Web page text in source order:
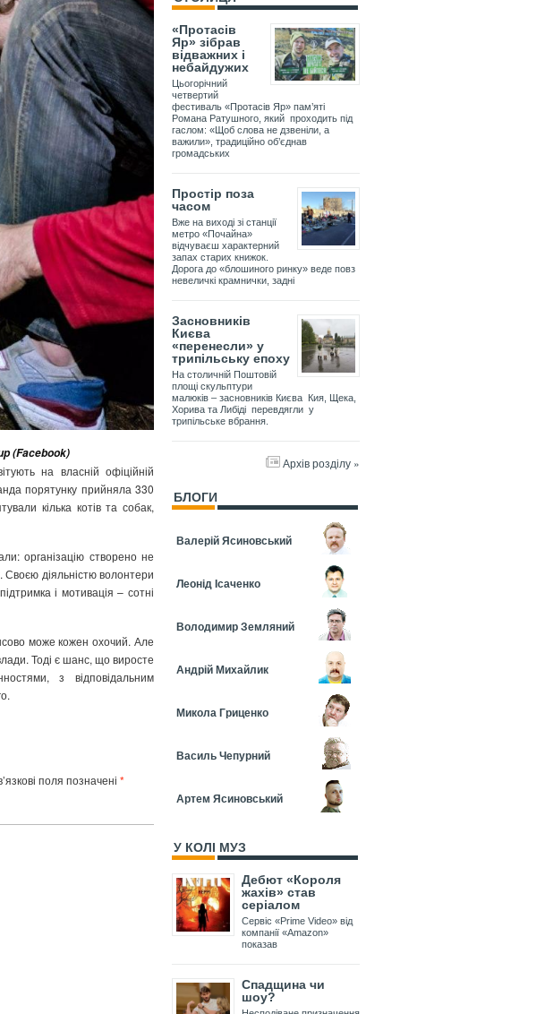
(Facebook)
на власній офіційній
порятунку прийняла 330
кілька котів та собак,
організацію створено не
діяльністю волонтери
і мотивація – сотні
може кожен охочий. Але
влади. Тоді є шанс, що виросте
з відповідальним
поля позначені *
«Протасів
Яр» зібрав
відважних і
небайдужих
Цьогорічний
четвертий
фестиваль «Протасів Яр» пам’яті
Романа Ратушного, який проходить під
гаслом: «Щоб слова не дзвеніли, а
важили», традиційно об’єднав
громадських
Простір поза
часом
Вже на виході зі станції
метро «Почайна»
відчуваєш характерний
запах старих книжок.
Дорога до «блошиного ринку» веде повз
невеличкі крамнички, задні
Засновників
Києва
«перенесли» у
трипільську епоху
На столичній Поштовій
площі скульптури
малюків – засновників Києва Кия, Щека,
Хорива та Либіді перевдягли у
трипільське вбрання.
Архів розділу »
БЛОГИ
Валерій Ясиновський
Леонід Ісаченко
Володимир Земляний
Андрій Михайлик
Микола Гриценко
Василь Чепурний
Артем Ясиновський
У КОЛІ МУЗ
Дебют «Короля
жахів» став
серіалом
Сервіс «Prime Video» від
компанії «Amazon»
показав
Спадщина чи
шоу?